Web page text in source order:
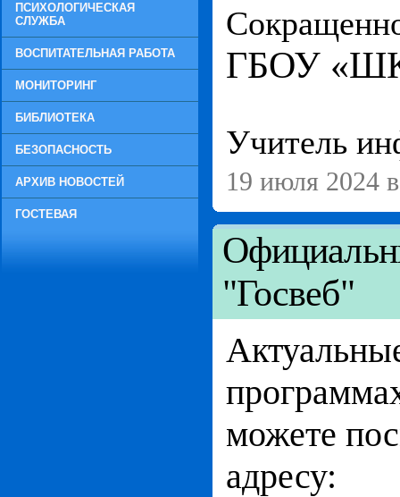
ПСИХОЛОГИЧЕСКАЯ
СЛУЖБА
ВОСПИТАТЕЛЬНАЯ РАБОТА
МОНИТОРИНГ
БИБЛИОТЕКА
БЕЗОПАСНОСТЬ
АРХИВ НОВОСТЕЙ
ГОСТЕВАЯ
ГБОУ
Учитель
19 июля 2024
"Госвеб"
можете
адресу: